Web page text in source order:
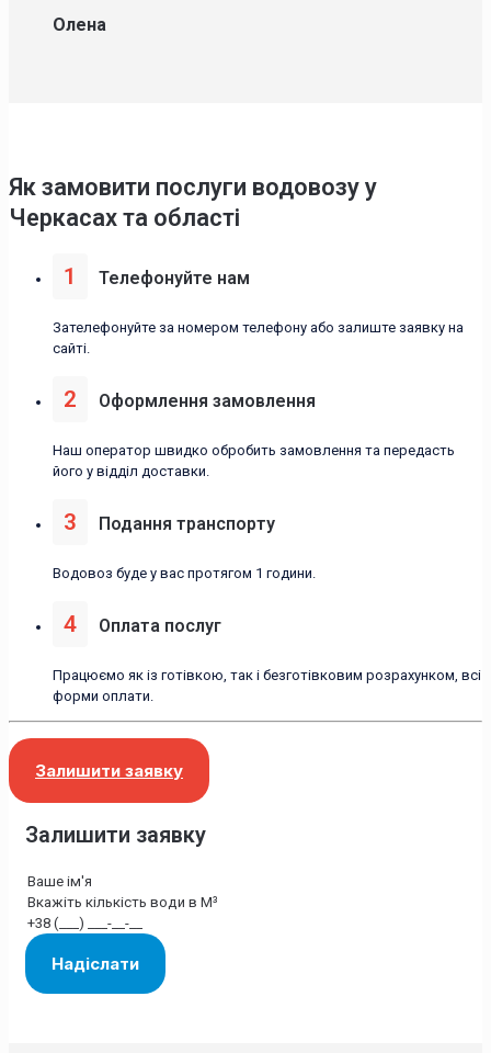
Олена
Як замовити послуги водовозу у
Черкасах та області
1 Телефонуйте нам
Зателефонуйте за номером телефону або залиште заявку на
сайті.
2 Оформлення замовлення
Наш оператор швидко обробить замовлення та передасть
його у відділ доставки.
3 Подання транспорту
Водовоз буде у вас протягом 1 години.
4 Оплата послуг
Працюємо як із готівкою, так і безготівковим розрахунком, всі
форми оплати.
Залишити заявку
Залишити заявку